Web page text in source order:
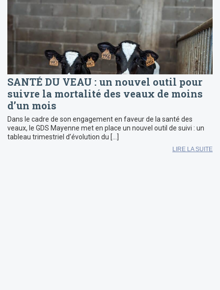
SANTÉ DU VEAU : un nouvel outil pour
suivre la mortalité des veaux de moins
d’un mois
Dans le cadre de son engagement en faveur de la santé des
veaux, le GDS Mayenne met en place un nouvel outil de suivi : un
tableau trimestriel d’évolution du […]
LIRE LA SUITE